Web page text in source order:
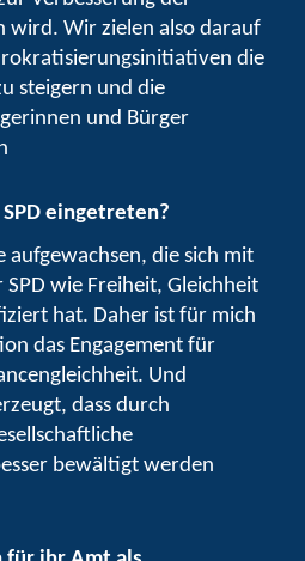
wird. Wir zielen also darauf
die
steigern und die
und Bürger
eingetreten?
aufgewachsen, die sich mit
wie Freiheit, Gleichheit
hat. Daher ist für mich
das Engagement für
Und
dass durch
bewältigt werden